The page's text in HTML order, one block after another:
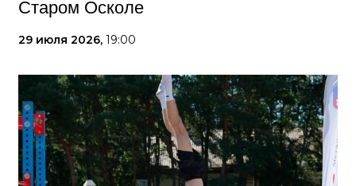
Старом Осколе
29 июля 2026, 19:00